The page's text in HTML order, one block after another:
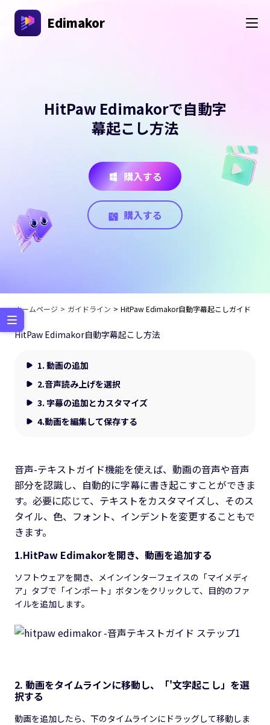
Edimakor
HitPaw Edimakorで自動字
幕起こし方法
購入する
購入する
ホームページ ガイドライン HitPaw Edimakor自動字幕起こしガイド
HitPaw Edimakor自動字幕起こし方法
1. 動画の追加
2.音声読み上げを選択
3. 字幕の追加とカスタマイズ
4.動画を編集して保存する
音声-テキストガイド機能を使えば、動画の音声や音声
部分を認識し、自動的に字幕に書き起こすことができま
す。必要に応じて、テキストをカスタマイズし、そのス
タイル、色、フォント、インデントを変更することもで
きます。
1.HitPaw Edimakorを開き、動画を追加する
ソフトウェアを開き、メインインターフェイスの「マイメディ
ア」タブで「インポート」ボタンをクリックして、目的のファ
イルを追加します。
2. 動画をタイムラインに移動し、「'文字起こし」を選
択する
動画を追加したら、下のタイムラインにドラッグして移動しま